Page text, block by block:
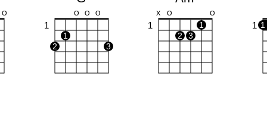
O O O O
1
1
2
3
X O O
1
1
2
3
1 1